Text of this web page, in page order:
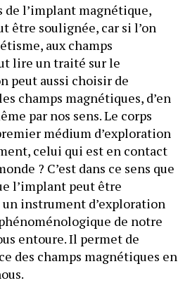
de l’implant magnétique,
être soulignée, car si l’on
aux champs
lire un traité sur le
peut aussi choisir de
champs magnétiques, d’en
par nos sens. Le corps
médium d’exploration
celui qui est en contact
? C’est dans ce sens que
l’implant peut être
instrument d’exploration
de notre
entoure. Il permet de
des champs magnétiques en